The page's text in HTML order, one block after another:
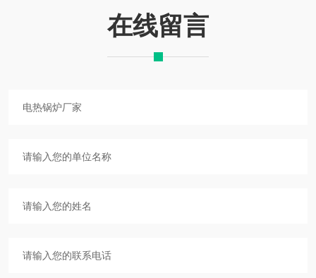
在线留言